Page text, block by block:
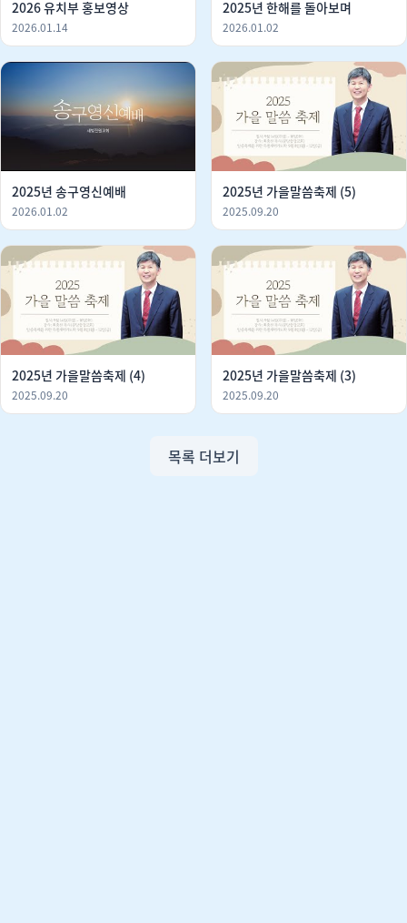
2026 유치부 홍보영상
2026.01.14
2025년 한해를 돌아보며
2026.01.02
2025년 송구영신예배
2026.01.02
2025년 가을말씀축제 (5)
2025.09.20
2025년 가을말씀축제 (4)
2025.09.20
2025년 가을말씀축제 (3)
2025.09.20
목록 더보기